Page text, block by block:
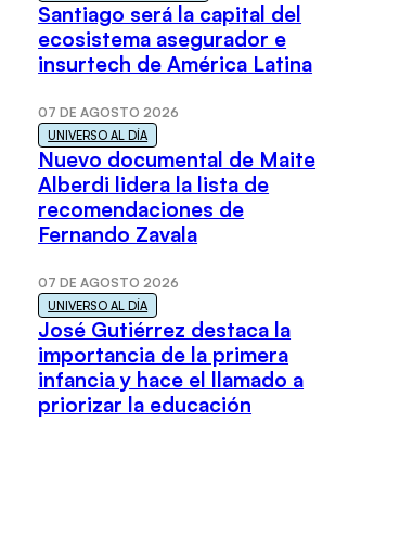
Santiago será la capital del
ecosistema asegurador e
insurtech de América Latina
07 DE AGOSTO 2026
UNIVERSO AL DÍA
Nuevo documental de Maite
Alberdi lidera la lista de
recomendaciones de
Fernando Zavala
07 DE AGOSTO 2026
UNIVERSO AL DÍA
José Gutiérrez destaca la
importancia de la primera
infancia y hace el llamado a
priorizar la educación